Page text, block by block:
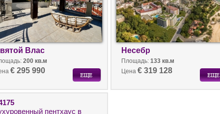
Влас
200 кв.м
€ 295 990
Несебр
Площадь: 133 кв.м
Цена € 319 128
пентхаус в